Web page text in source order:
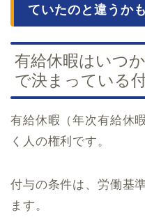
ていたのと違うかも
有給休暇はいつ
で決まっている
有給休暇（年次有給休
く人の権利です。
付与の条件は、労働基
ます。